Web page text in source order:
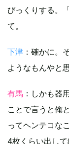
びっくりする。
て。
下津 ：確かに。
ようなもんやと
有馬 ：しかも器
ことで言うと俺
ってヘンテコな
4枚くらい出して